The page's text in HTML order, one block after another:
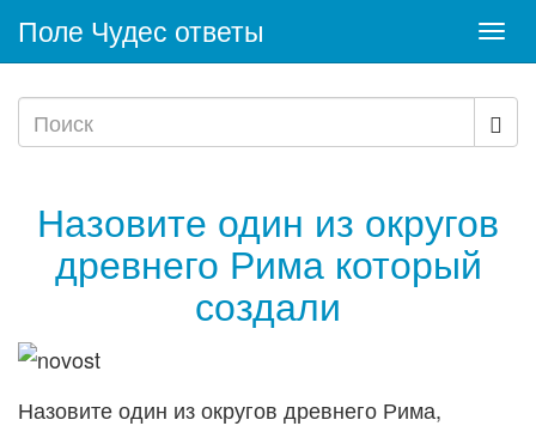
Поле Чудес ответы
Назовите один из округов
древнего Рима который
создали
Назовите один из округов древнего Рима,